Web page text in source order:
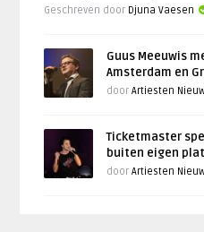
Geschreven door Djuna Vaesen
Guus Meeuwis
Amsterdam en
doorArtiesten
Ticketmaster
buiten eigen
doorArtiesten